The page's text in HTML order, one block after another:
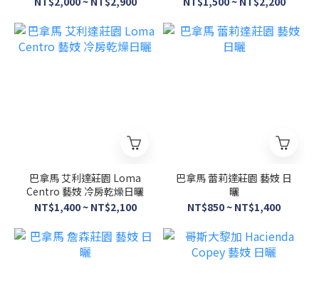
巴拿馬 艾利達莊園 Loma
Centro 藝妓 冷房乾燥日曬
NT$1,400 ~ NT$2,100
巴拿馬 蕾莉達莊園 藝妓 日
曬
NT$850 ~ NT$1,400